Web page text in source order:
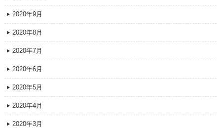
2020年9月
2020年8月
2020年7月
2020年6月
2020年5月
2020年4月
2020年3月